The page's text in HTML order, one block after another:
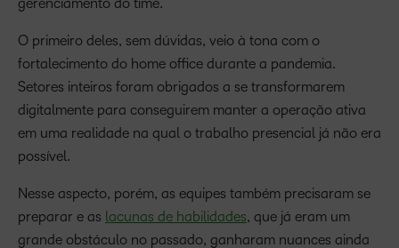
gerenciamento do time.
O primeiro deles, sem dúvidas, veio à tona com o
fortalecimento do home office durante a pandemia.
Setores inteiros foram obrigados a se transformarem
digitalmente para conseguirem manter a operação ativa
em uma realidade na qual o trabalho presencial já não era
possível.
Nesse aspecto, porém, as equipes também precisaram se
preparar e as lacunas de habilidades, que já eram um
grande obstáculo no passado, ganharam nuances ainda